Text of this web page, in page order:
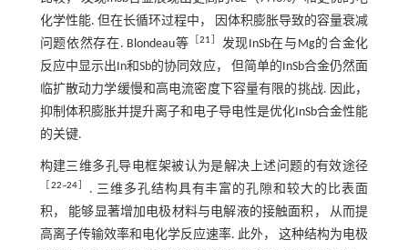
化学性能. 但在长循环过程中， 因体积膨胀导致的容量衰减
问题依然存在. Blondeau等 ［21
发现InSb在与Mg的合金化
反应中显示出In和Sb的协同效应， 但简单的InSb合金仍然面
临扩散动力学缓慢和高电流密度下容量有限的挑战. 因此，
抑制体积膨胀并提升离子和电子导电性是优化InSb合金性能
的关键.
构建三维多孔导电框架被认为是解决上述问题的有效途径
22~24］
. 三维多孔结构具有丰富的孔隙和较大的比表面
积， 能够显著增加电极材料与电解液的接触面积， 从而提
高离子传输效率和电化学反应速率. 此外， 这种结构为电极